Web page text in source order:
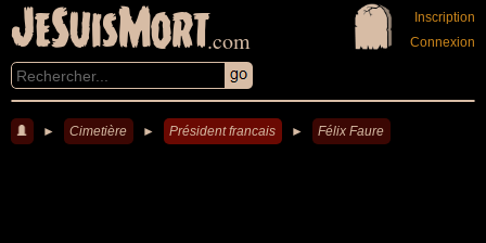
JeSuisMort.com
Inscription
Connexion
► Cimetière ► Président francais ► Félix Faure